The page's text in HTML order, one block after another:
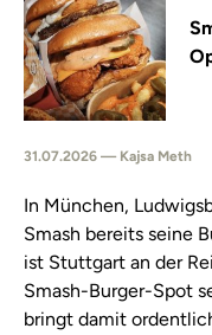
31.07.2026 — Kajsa Meth
In München,
Smash bereits seine
ist Stuttgart an der
Smash-Burger-Spot
bringt damit